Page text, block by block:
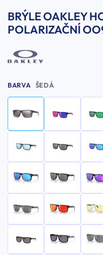
BRÝLE OAKLEY
POLARIZAČNÍ
BARVA ŠEDÁ